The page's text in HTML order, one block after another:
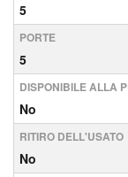
5
PORTE
5
DISPONIBILE ALLA
No
RITIRO DELL'USATO
No